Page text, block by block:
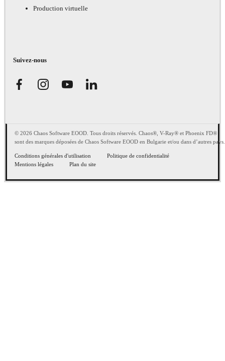
Production virtuelle
Suivez-nous
© 2026 Chaos Software EOOD. Tous droits réservés. Chaos®, V-Ray® et Phoenix FD®
sont des marques déposées de Chaos Software EOOD en Bulgarie et/ou dans d’autres pays.
Conditions générales d'utilisation
Politique de confidentialité
Mentions légales
Plan du site